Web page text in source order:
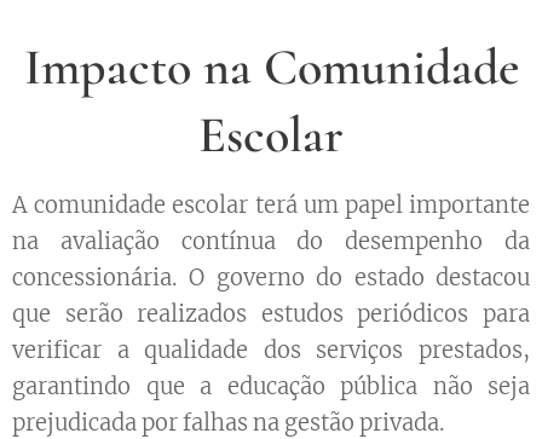
Impacto na Comunidade
Escolar
A comunidade escolar terá um papel importante
na avaliação contínua do desempenho da
concessionária. O governo do estado destacou
que serão realizados estudos periódicos para
verificar a qualidade dos serviços prestados,
garantindo que a educação pública não seja
prejudicada por falhas na gestão privada.